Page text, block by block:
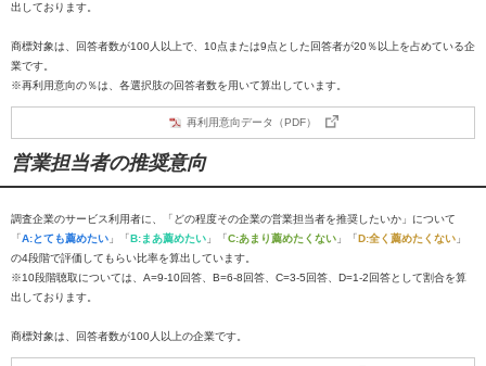
出しております。
商標対象は、回答者数が100人以上で、10点または9点とした回答者が20％以上を占めている企
業です。
※再利用意向の％は、各選択肢の回答者数を用いて算出しています。
再利用意向データ（PDF）
営業担当者の推奨意向
調査企業のサービス利用者に、「どの程度その企業の営業担当者を推奨したいか」について
「A:とても薦めたい 」「B:まあ薦めたい 」「C:あまり薦めたくない 」「D:全く薦めたくない 」
の4段階で評価してもらい比率を算出しています。
※10段階聴取については、A=9-10回答、B=6-8回答、C=3-5回答、D=1-2回答として割合を算
出しております。
商標対象は、回答者数が100人以上の企業です。